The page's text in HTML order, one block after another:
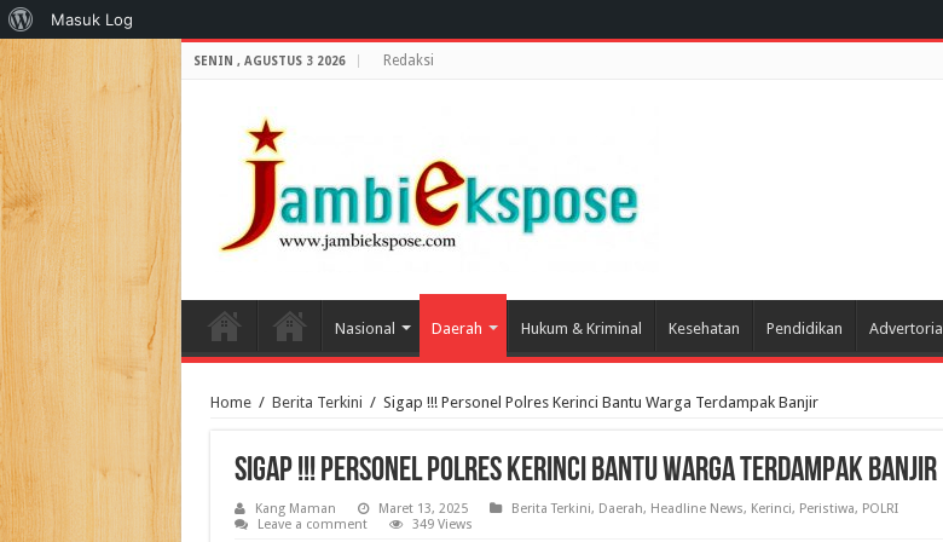
SENIN , AGUSTUS 3 2026 Redaksi
Nasional Daerah Hukum & Kriminal Kesehatan Pendidikan Advertorial
Home / Berita Terkini / Sigap !!! Personel Polres Kerinci Bantu Warga Terdampak Banjir
Sigap !!! Personel Polres Kerinci Bantu Warga Terdampak Banjir
Kang Maman Maret 13, 2025 Berita Terkini, Daerah, Headline News, Kerinci, Peristiwa, POLRI
Leave a comment
349 Views
Tentang
WordPress
Masuk Log